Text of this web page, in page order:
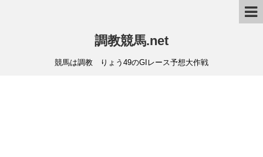
調教競馬.net
競馬は調教 りょう49のGIレース予想大作戦